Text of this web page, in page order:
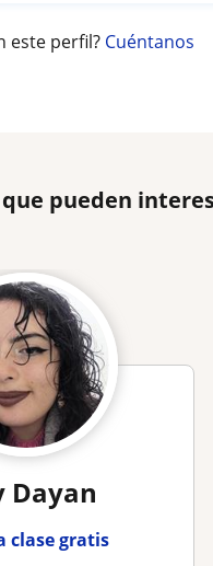
este perfil? Cuéntanos
pueden
Dayan
clase gratis